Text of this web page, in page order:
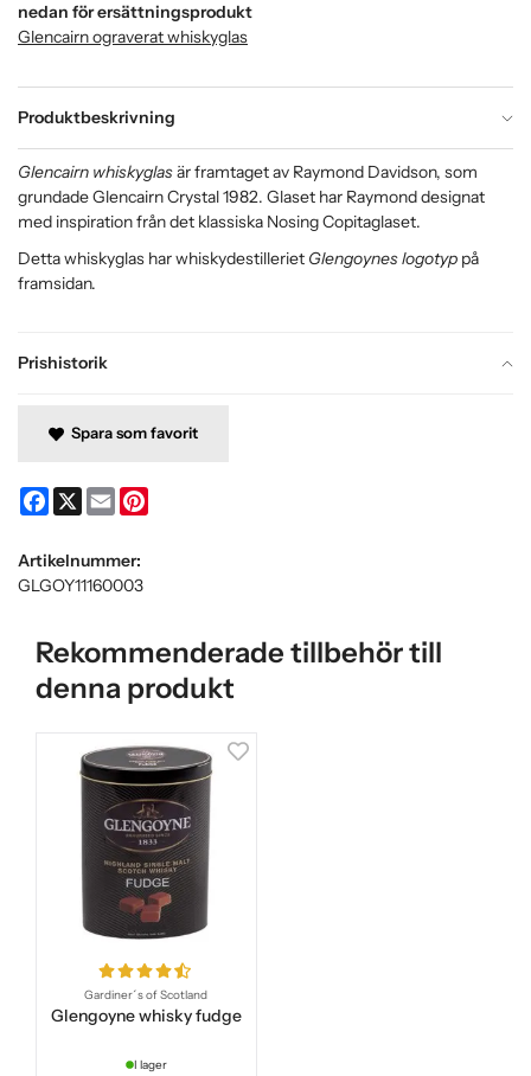
nedan för ersättningsprodukt
Glencairn ograverat whiskyglas
Produktbeskrivning
Prishistorik
Glencairn whiskyglasär framtaget av Raymond Davidson, som
grundade Glencairn Crystal 1982. Glaset har Raymond designat
med inspiration från det klassiska Nosing Copitaglaset.
Detta whiskyglas har whiskydestilleriet Glengoynes logotyp på
framsidan.
Spara som favorit
Facebook
X Email
Artikelnummer:
GLGOY11160003
Rekommenderade tillbehör till
denna produkt
Gardiner´s of Scotland
Glengoyne whisky fudge
I lager